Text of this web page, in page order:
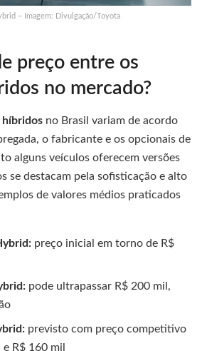
– Imagem: Divulgação/Toyota
preço entre os
no mercado?
híbridos no Brasil variam de acordo
o fabricante e os opcionais de
alguns veículos oferecem versões
se destacam pela sofisticação e alto
de valores médios praticados
preço inicial em torno de R$
pode ultrapassar R$ 200 mil,
previsto com preço competitivo
R$ 160 mil